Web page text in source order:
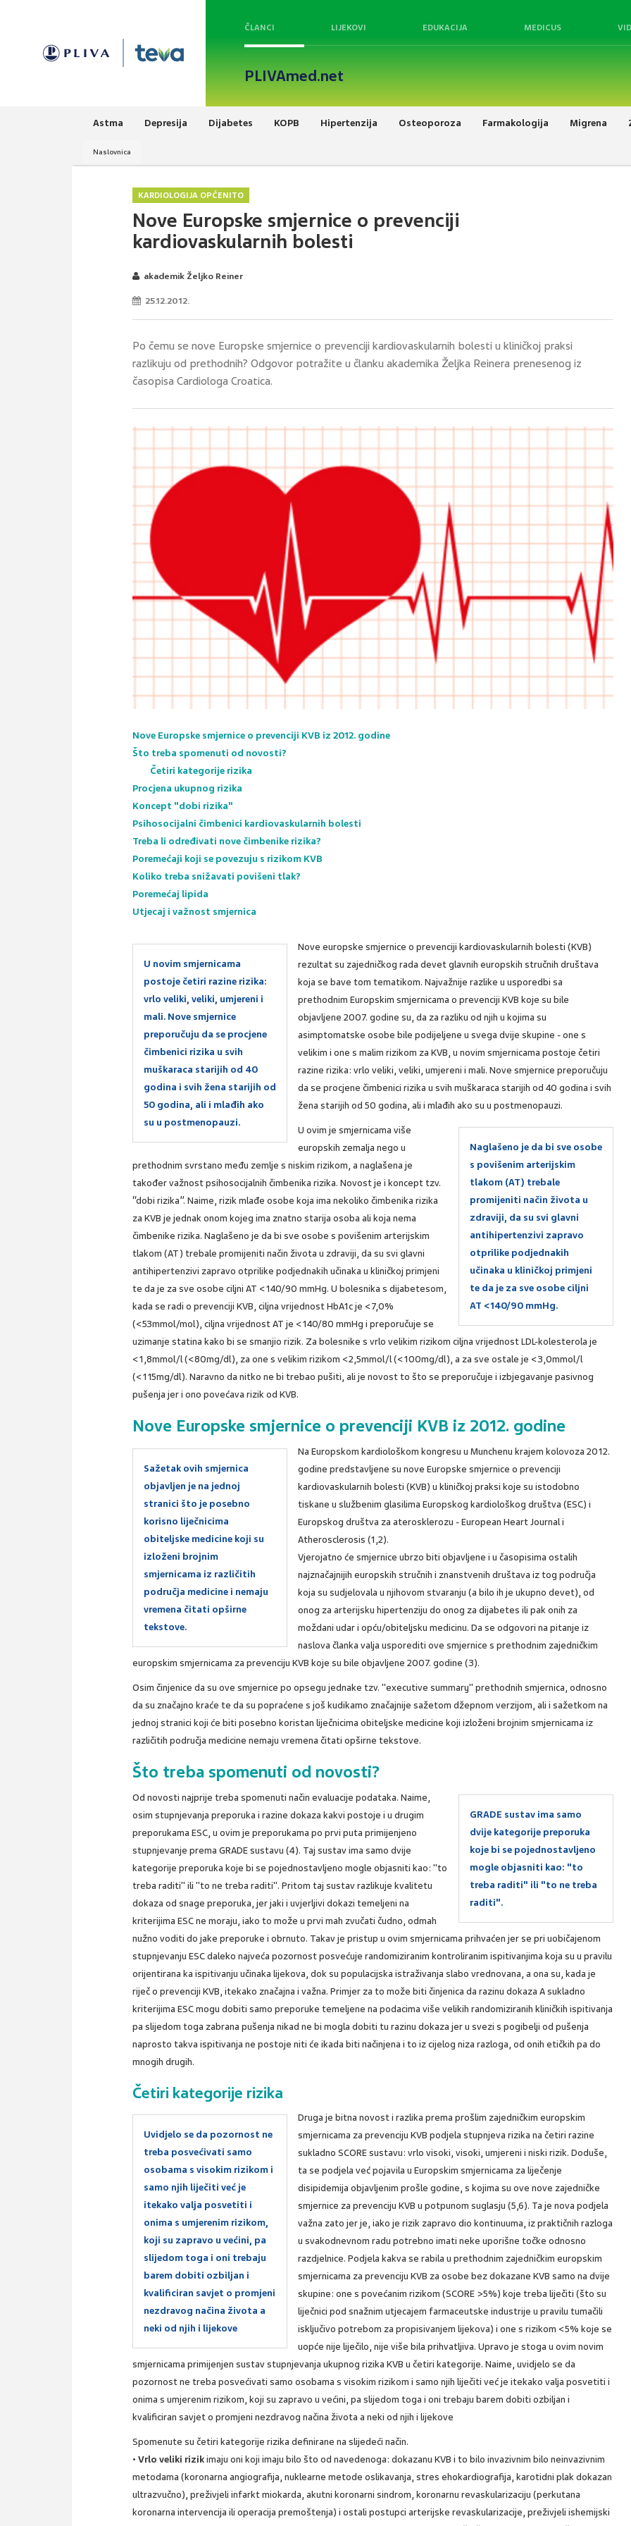
ČLANCI LIJEKOVI EDUKACIJA MEDICUS
PLIVAmed.net
Astma Depresija Dijabetes KOPB Hipertenzija Osteoporoza Farmakologija Migrena
Naslovnica
KARDIOLOGIJA OPĆENITO
Nove Europske smjernice o prevenciji
kardiovaskularnih bolesti
akademik Željko Reiner
25.12.2012.
Po čemu se nove Europske smjernice o prevenciji kardiovaskularnih bolesti u kliničkoj praksi
razlikuju od prethodnih? Odgovor potražite u članku akademika Željka Reinera prenesenog iz
časopisa Cardiologa Croatica.
Nove Europske smjernice o prevenciji KVB iz 2012. godine
Što treba spomenuti od novosti?
Četiri kategorije rizika
Procjena ukupnog rizika
Koncept "dobi rizika"
Psihosocijalni čimbenici kardiovaskularnih bolesti
Treba li određivati nove čimbenike rizika?
Poremećaji koji se povezuju s rizikom KVB
Koliko treba snižavati povišeni tlak?
Poremećaj lipida
Utjecaj i važnost smjernica
U novim smjernicama
postoje četiri razine rizika:
vrlo veliki, veliki, umjereni i
mali. Nove smjernice
preporučuju da se procjene
čimbenici rizika u svih
muškaraca starijih od 40
godina i svih žena starijih od
50 godina, ali i mlađih ako
su u postmenopauzi.
Nove europske smjernice o prevenciji kardiovaskularnih bolesti (KVB)
rezultat su zajedničkog rada devet glavnih europskih stručnih društava
koja se bave tom tematikom. Najvažnije razlike u usporedbi sa
prethodnim Europskim smjernicama o prevenciji KVB koje su bile
objavljene 2007. godine su, da za razliku od njih u kojima su
asimptomatske osobe bile podijeljene u svega dvije skupine - one s
velikim i one s malim rizikom za KVB, u novim smjernicama postoje četiri
razine rizika: vrlo veliki, veliki, umjereni i mali. Nove smjernice preporučuju
da se procjene čimbenici rizika u svih muškaraca starijih od 40 godina i svih
žena starijih od 50 godina, ali i mlađih ako su u postmenopauzi.
Naglašeno je da bi sve osobe
s povišenim arterijskim
tlakom (AT) trebale
promijeniti način života u
zdraviji, da su svi glavni
antihipertenzivi zapravo
otprilike podjednakih
učinaka u kliničkoj primjeni
te da je za sve osobe ciljni
AT <140/90 mmHg.
U ovim je smjernicama više
europskih zemalja nego u
prethodnim svrstano među zemlje s niskim rizikom, a naglašena je
također važnost psihosocijalnih čimbenika rizika. Novost je i koncept tzv.
“dobi rizika”. Naime, rizik mlađe osobe koja ima nekoliko čimbenika rizika
za KVB je jednak onom kojeg ima znatno starija osoba ali koja nema
čimbenike rizika. Naglašeno je da bi sve osobe s povišenim arterijskim
tlakom (AT) trebale promijeniti način života u zdraviji, da su svi glavni
antihipertenzivi zapravo otprilike podjednakih učinaka u kliničkoj primjeni
te da je za sve osobe ciljni AT <140/90 mmHg. U bolesnika s dijabetesom,
kada se radi o prevenciji KVB, ciljna vrijednost HbA1c je <7,0%
(<53mmol/mol), ciljna vrijednost AT je <140/80 mmHg i preporučuje se
uzimanje statina kako bi se smanjio rizik. Za bolesnike s vrlo velikim rizikom ciljna vrijednost LDL-kolesterola je
<1,8mmol/l (<80mg/dl), za one s velikim rizikom <2,5mmol/l (<100mg/dl), a za sve ostale je <3,0mmol/l
(<115mg/dl). Naravno da nitko ne bi trebao pušiti, ali je novost to što se preporučuje i izbjegavanje pasivnog
pušenja jer i ono povećava rizik od KVB.
Nove Europske smjernice o prevenciji KVB iz 2012. godine
Sažetak ovih smjernica
objavljen je na jednoj
stranici što je posebno
korisno liječnicima
obiteljske medicine koji su
izloženi brojnim
smjernicama iz različitih
područja medicine i nemaju
vremena čitati opširne
tekstove.
Na Europskom kardiološkom kongresu u Munchenu krajem kolovoza 2012.
godine predstavljene su nove Europske smjernice o prevenciji
kardiovaskularnih bolesti (KVB) u kliničkoj praksi koje su istodobno
tiskane u službenim glasilima Europskog kardiološkog društva (ESC) i
Europskog društva za aterosklerozu - European Heart Journal i
Atherosclerosis (1,2).
Vjerojatno će smjernice ubrzo biti objavljene i u časopisima ostalih
najznačajnijih europskih stručnih i znanstvenih društava iz tog područja
koja su sudjelovala u njihovom stvaranju (a bilo ih je ukupno devet), od
onog za arterijsku hipertenziju do onog za dijabetes ili pak onih za
moždani udar i opću/obiteljsku medicinu. Da se odgovori na pitanje iz
naslova članka valja usporediti ove smjernice s prethodnim zajedničkim
europskim smjernicama za prevenciju KVB koje su bile objavljene 2007. godine (3).
Osim činjenice da su ove smjernice po opsegu jednake tzv. "executive summary" prethodnih smjernica, odnosno
da su značajno kraće te da su popraćene s još kudikamo značajnije sažetom džepnom verzijom, ali i sažetkom na
jednoj stranici koji će biti posebno koristan liječnicima obiteljske medicine koji izloženi brojnim smjernicama iz
različitih područja medicine nemaju vremena čitati opširne tekstove.
Što treba spomenuti od novosti?
GRADE sustav ima samo
dvije kategorije preporuka
koje bi se pojednostavljeno
mogle objasniti kao: "to
treba raditi" ili "to ne treba
raditi".
Od novosti najprije treba spomenuti način evaluacije podataka. Naime,
osim stupnjevanja preporuka i razine dokaza kakvi postoje i u drugim
preporukama ESC, u ovim je preporukama po prvi puta primijenjeno
stupnjevanje prema GRADE sustavu (4). Taj sustav ima samo dvije
kategorije preporuka koje bi se pojednostavljeno mogle objasniti kao: "to
treba raditi" ili "to ne treba raditi". Pritom taj sustav razlikuje kvalitetu
dokaza od snage preporuka, jer jaki i uvjerljivi dokazi temeljeni na
kriterijima ESC ne moraju, iako to može u prvi mah zvučati čudno, odmah
nužno voditi do jake preporuke i obrnuto. Takav je pristup u ovim smjernicama prihvaćen jer se pri uobičajenom
stupnjevanju ESC daleko najveća pozornost posvećuje randomiziranim kontroliranim ispitivanjima koja su u pravilu
orijentirana ka ispitivanju učinaka lijekova, dok su populacijska istraživanja slabo vrednovana, a ona su, kada je
riječ o prevenciji KVB, itekako značajna i važna. Primjer za to može biti činjenica da razinu dokaza A sukladno
kriterijima ESC mogu dobiti samo preporuke temeljene na podacima više velikih randomiziranih kliničkih ispitivanja
pa slijedom toga zabrana pušenja nikad ne bi mogla dobiti tu razinu dokaza jer u svezi s pogibelji od pušenja
naprosto takva ispitivanja ne postoje niti će ikada biti načinjena i to iz cijelog niza razloga, od onih etičkih pa do
mnogih drugih.
Četiri kategorije rizika
Uvidjelo se da pozornost ne
treba posvećivati samo
osobama s visokim rizikom i
samo njih liječiti već je
itekako valja posvetiti i
onima s umjerenim rizikom,
koji su zapravo u većini, pa
slijedom toga i oni trebaju
barem dobiti ozbiljan i
kvalificiran savjet o promjeni
nezdravog načina života a
neki od njih i lijekove
Druga je bitna novost i razlika prema prošlim zajedničkim europskim
smjernicama za prevenciju KVB podjela stupnjeva rizika na četiri razine
sukladno SCORE sustavu: vrlo visoki, visoki, umjereni i niski rizik. Doduše,
ta se podjela već pojavila u Europskim smjernicama za liječenje
disipidemija objavljenim prošle godine, s kojima su ove nove zajedničke
smjernice za prevenciju KVB u potpunom suglasju (5,6). Ta je nova podjela
važna zato jer je, iako je rizik zapravo dio kontinuuma, iz praktičnih razloga
u svakodnevnom radu potrebno imati neke uporišne točke odnosno
razdjelnice. Podjela kakva se rabila u prethodnim zajedničkim europskim
smjernicama za prevenciju KVB za osobe bez dokazane KVB samo na dvije
skupine: one s povećanim rizikom (SCORE >5%) koje treba liječiti (što su
liječnici pod snažnim utjecajem farmaceutske industrije u pravilu tumačili
isključivo potrebom za propisivanjem lijekova) i one s rizikom <5% koje se
uopće nije liječilo, nije više bila prihvatljiva. Upravo je stoga u ovim novim
smjernicama primijenjen sustav stupnjevanja ukupnog rizika KVB u četiri kategorije. Naime, uvidjelo se da
pozornost ne treba posvećivati samo osobama s visokim rizikom i samo njih liječiti već je itekako valja posvetiti i
onima s umjerenim rizikom, koji su zapravo u većini, pa slijedom toga i oni trebaju barem dobiti ozbiljan i
kvalificiran savjet o promjeni nezdravog načina života a neki od njih i lijekove
Spomenute su četiri kategorije rizika definirane na slijedeći način.
•Vrlo veliki rizikimaju oni koji imaju bilo što od navedenoga: dokazanu KVB i to bilo invazivnim bilo neinvazivnim
metodama (koronarna angiografija, nuklearne metode oslikavanja, stres ehokardiografija, karotidni plak dokazan
ultrazvučno), preživjeli infarkt miokarda, akutni koronarni sindrom, koronarnu revaskularizaciju (perkutana
koronarna intervencija ili operacija premoštenja) i ostali postupci arterijske revaskularizacije, preživjeli ishemijski